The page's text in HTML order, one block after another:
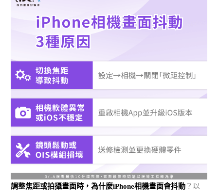
調整焦距或拍攝畫面時，為什麼iPhone相機畫面會抖動 ？以